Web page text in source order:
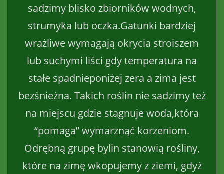
sadzimy blisko zbiorników wodnych,
strumyka lub oczka.Gatunki bardziej
wrażliwe wymagają okrycia stroiszem
lub suchymi liści gdy temperatura na
stałe spadnieponiżej zera a zima jest
bezśnieżna. Takich roślin nie sadzimy też
na miejscu gdzie stagnuje woda,która
“pomaga” wymarznąć korzeniom.
Odrębną grupę bylin stanowią rośliny,
które na zimę wkopujemy z ziemi, gdyż